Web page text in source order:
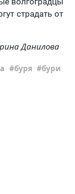
страдать от
Данилова
буря бури